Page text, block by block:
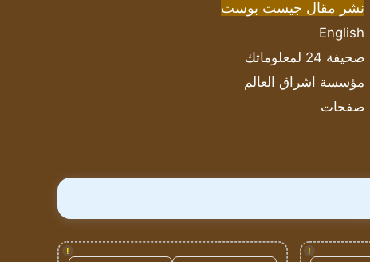
نشر مقال جيست بوست
English
صحيفة 24 لمعلوماتك
مؤسسة اشراق العالم
صفحات
!
!